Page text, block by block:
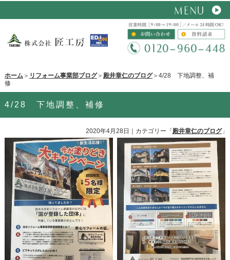
ホーム＞ リフォーム事業部ブログ＞ 殿井章仁のブログ＞4/28 下地調整、補
修
4/28 下地調整、補修
2020年4月28日 ｜カテゴリー「 殿井章仁のブログ」